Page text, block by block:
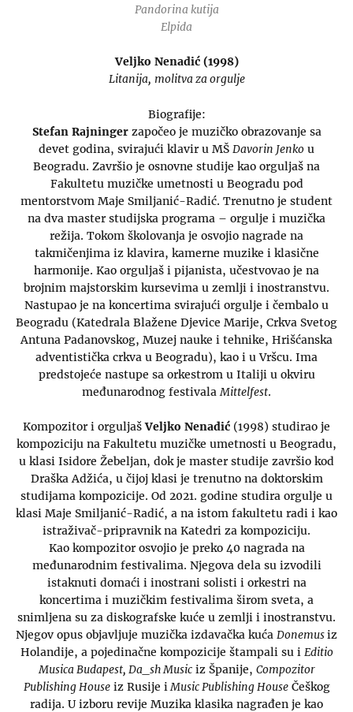
Pandorina kutija
Elpida
Veljko Nenadić (1998)
Litanija, molitva za orgulje
Biografije:
Stefan Rajningerzapočeo je muzičko obrazovanje sa
devet godina, svirajući klavir u MŠ Davorin Jenko u
Beogradu. Završio je osnovne studije kao orguljaš na
Fakultetu muzičke umetnosti u Beogradu pod
mentorstvom Maje Smiljanić-Radić. Trenutno je student
na dva master studijska programa – orgulje i muzička
režija. Tokom školovanja je osvojio nagrade na
takmičenjima iz klavira, kamerne muzike i klasične
harmonije. Kao orguljaš i pijanista, učestvovao je na
brojnim majstorskim kursevima u zemlji i inostranstvu.
Nastupao je na koncertima svirajući orgulje i čembalo u
Beogradu (Katedrala Blažene Djevice Marije, Crkva Svetog
Antuna Padanovskog, Muzej nauke i tehnike, Hrišćanska
adventistička crkva u Beogradu), kao i u Vršcu. Ima
predstojeće nastupe sa orkestrom u Italiji u okviru
međunarodnog festivala Mittelfest.
Kompozitor i orguljašVeljko Nenadić (1998) studirao je
kompoziciju na Fakultetu muzičke umetnosti u Beogradu,
u klasi Isidore Žebeljan, dok je master studije završio kod
Draška Adžića, u čijoj klasi je trenutno na doktorskim
studijama kompozicije. Od 2021. godine studira orgulje u
klasi Maje Smiljanić-Radić, a na istom fakultetu radi i kao
istraživač-pripravnik na Katedri za kompoziciju.
Kao kompozitor osvojio je preko 40 nagrada na
međunarodnim festivalima. Njegova dela su izvodili
istaknuti domaći i inostrani solisti i orkestri na
koncertima i muzičkim festivalima širom sveta, a
snimljena su za diskografske kuće u zemlji i inostranstvu.
Njegov opus objavljuje muzička izdavačka kuća Donemusiz
Holandije, a pojedinačne kompozicije štampali su i Editio
Musica Budapest, Da_sh Musiciz Španije, Compozitor
Publishing Houseiz Rusije iMusic Publishing HouseČeškog
radija. U izboru revije Muzika klasika nagrađen je kao